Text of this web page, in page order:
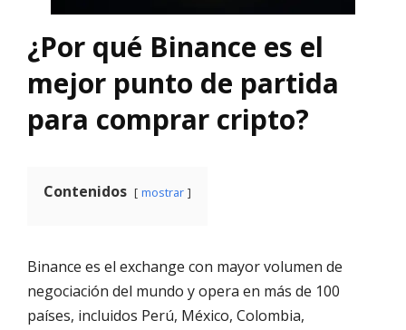
¿Por qué Binance es el
mejor punto de partida
para comprar cripto?
Contenidos mostrar
Binance es el exchange con mayor volumen de
negociación del mundo y opera en más de 100
países, incluidos Perú, México, Colombia,